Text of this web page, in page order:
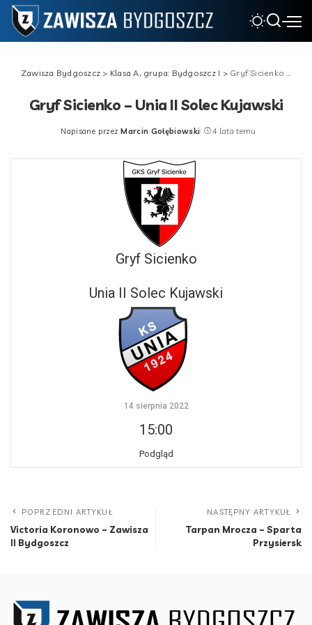
Zawisza Bydgoszcz > Klasa A, grupa: Bydgoszcz I > Gryf Sicienko – Unia II Solec Kujawski
Gryf Sicienko – Unia II Solec Kujawski
Posted
Napisane przez Marcin Gołębiowski 4 lata temu
Gryf Sicienko
Unia II Solec Kujawski
14 sierpnia 2022
15:00
Podgląd
POPRZEDNI ARTYKUŁ
Victoria Koronowo – Zawisza
II Bydgoszcz
NASTĘPNY ARTYKUŁ
Tarpan Mrocza – Sparta
Przysiersk